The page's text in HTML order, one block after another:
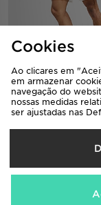
adidas Tiro Woven
28,00€
Cookies
Ao clicares em
em armazenar
navegação do
nossas medidas
ser ajustadas nas